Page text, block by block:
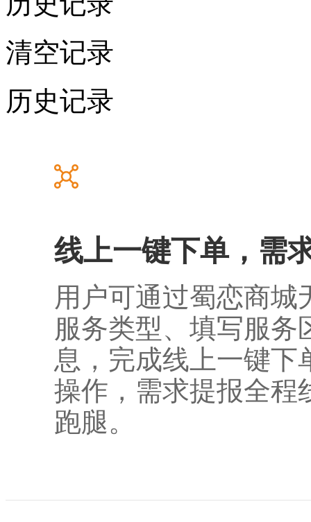
清空记录
历史记录
线上一键下单，需
用户可通过蜀恋商城
服务类型、填写服务
息，完成线上一键下
操作，需求提报全程
跑腿。